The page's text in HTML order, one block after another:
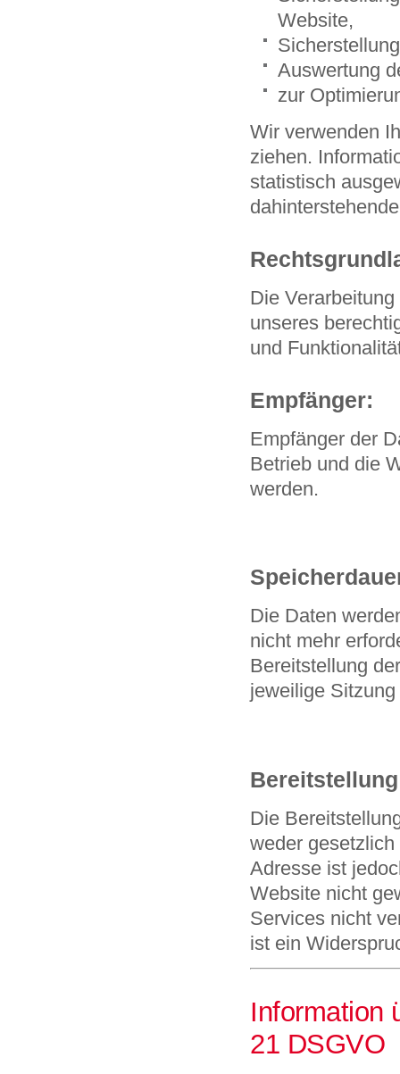
Website,
Auswertung
zur
Wir verwenden
ziehen.
statistisch
Die
unseres
und
Empfänger:
Empfänger der
Betrieb und die
werden.
Die Daten
nicht mehr
Bereitstellung
jeweilige
Die
weder
Adresse ist
Website nicht
Services nicht
ist ein
Information
21 DSGVO